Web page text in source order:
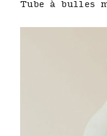
Tube à bulles